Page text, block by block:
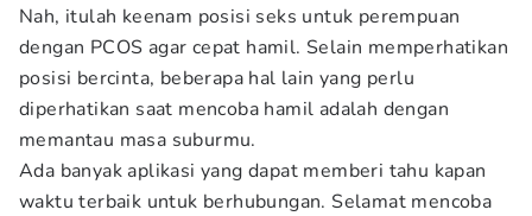
Nah, itulah keenam posisi seks untuk perempuan
dengan PCOS agar cepat hamil. Selain memperhatikan
posisi bercinta, beberapa hal lain yang perlu
diperhatikan saat mencoba hamil adalah dengan
memantau masa suburmu.
Ada banyak aplikasi yang dapat memberi tahu kapan
waktu terbaik untuk berhubungan. Selamat mencoba